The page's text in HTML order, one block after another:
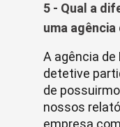
5 - Qual a
uma
A agência
detetive
de
nossos
empresa